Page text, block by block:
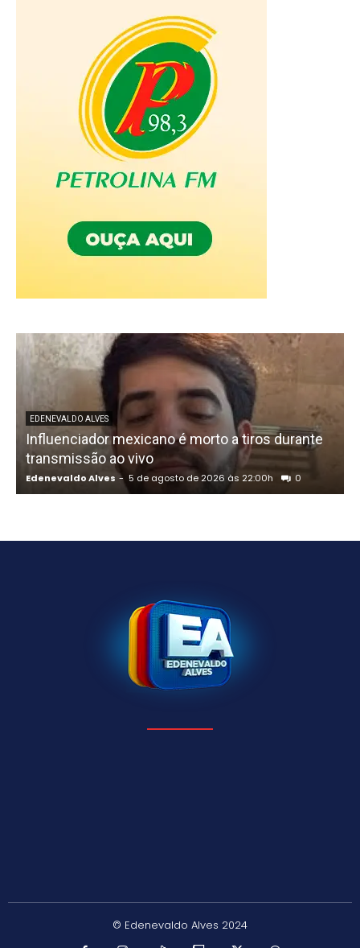
EDENEVALDO ALVES
Influenciador mexicano é morto a tiros durante
transmissão ao vivo
Edenevaldo Alves - 5 de agosto de 2026 às 22:00h 0
© Edenevaldo Alves 2024